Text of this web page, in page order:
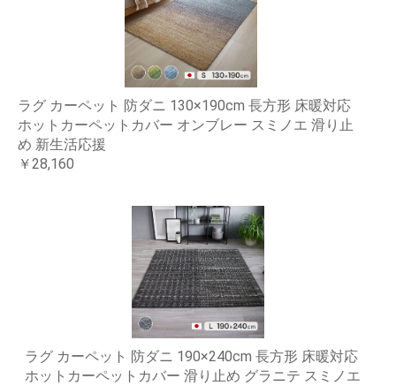
ラグ カーペット 防ダニ 130×190cm 長方形 床暖対応
ホットカーペットカバー オンブレー スミノエ 滑り止
め 新生活応援
￥28,160
ラグ カーペット 防ダニ 190×240cm 長方形 床暖対応
ホットカーペットカバー 滑り止め グラニテ スミノエ